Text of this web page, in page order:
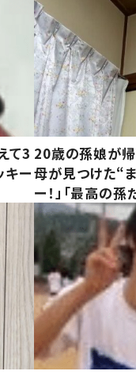
て3
キー
20歳の孫娘が帰
母が見つけた“
ー！」「最高の孫